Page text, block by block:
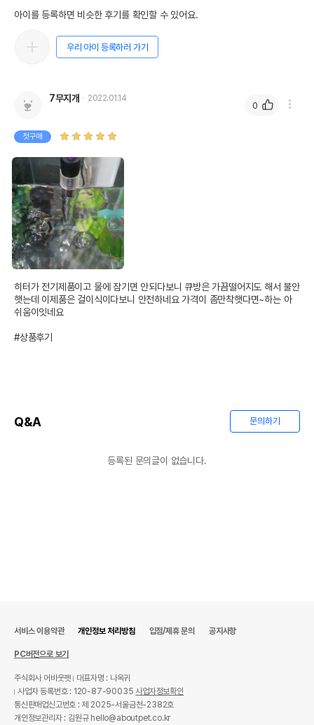
상품 필수 정보
품명 및 모델명
법에 의한 인증,허가 등을
받았음을 확인할수 있는
경우 그에 대한 사항
제조국 또는 원산지
제조자,수입품의 경우
수입자를 함께 표기
AS책임자와 전화번호
전화번호
아이를 등록하면 비슷한 후기를 확인할 수 있어요.
우리 아이 등록하러 가기
7무지개 2022.01.14
첫구매
히터가 전기제품이고 물에 잠기면 안되다보니 큐방은 가끔떨어지도 해서 불안
햇는데 이제품은 걸이식이다보니 안전하네요 가격이 좀만착햇다면~하는 아
쉬움이잇네요
#상품후기
0
Q&A 문의하기
등록된 문의글이 없습니다.
서비스 이용약관 개인정보 처리방침 입점/제휴 문의 공지사항
PC버전으로 보기
주식회사 어바웃펫
대표자명 : 나옥귀
사업자 등록번호 : 120-87-90035사업자정보확인
통신판매업신고번호 : 제 2025-서울금천-2382호
개인정보관리자 : 김원규 hello@aboutpet.co.kr